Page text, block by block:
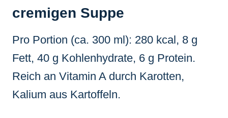
cremigen Suppe
Pro Portion (ca. 300 ml): 280 kcal, 8 g
Fett, 40 g Kohlenhydrate, 6 g Protein.
Reich an Vitamin A durch Karotten,
Kalium aus Kartoffeln.